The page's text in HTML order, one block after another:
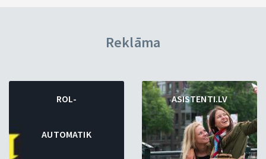
Reklāma
ROL-
AUTOMATIK
ASISTENTI.LV